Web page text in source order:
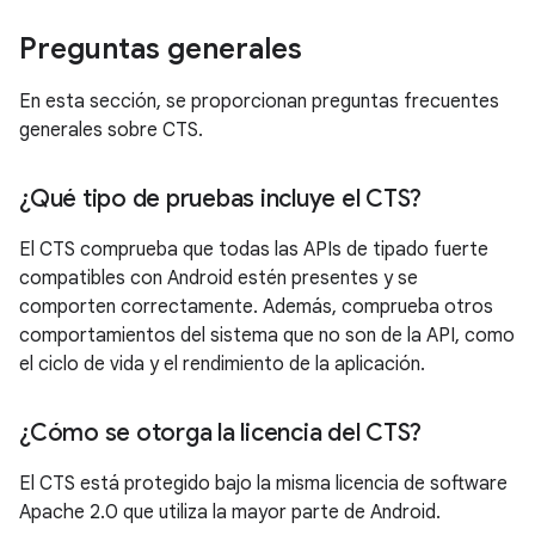
Preguntas generales
En esta sección, se proporcionan preguntas frecuentes
generales sobre CTS.
¿Qué tipo de pruebas incluye el CTS?
El CTS comprueba que todas las APIs de tipado fuerte
compatibles con Android estén presentes y se
comporten correctamente. Además, comprueba otros
comportamientos del sistema que no son de la API, como
el ciclo de vida y el rendimiento de la aplicación.
¿Cómo se otorga la licencia del CTS?
El CTS está protegido bajo la misma licencia de software
Apache 2.0 que utiliza la mayor parte de Android.